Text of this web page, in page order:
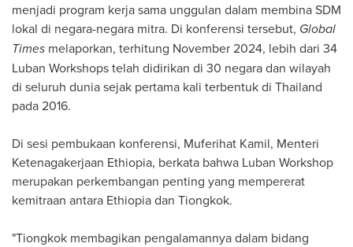
menjadi program kerja sama unggulan dalam membina SDM
lokal di negara-negara mitra. Di konferensi tersebut, Global
Times melaporkan, terhitung November 2024, lebih dari 34
Luban Workshops telah didirikan di 30 negara dan wilayah
di seluruh dunia sejak pertama kali terbentuk di Thailand
pada 2016.
Di sesi pembukaan konferensi, Muferihat Kamil, Menteri
Ketenagakerjaan Ethiopia, berkata bahwa Luban Workshop
merupakan perkembangan penting yang mempererat
kemitraan antara Ethiopiadan Tiongkok.
"Tiongkok membagikan pengalamannya dalam bidang